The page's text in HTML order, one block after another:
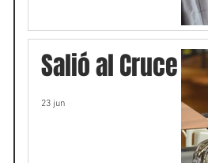
Salió al Cruce
23 jun